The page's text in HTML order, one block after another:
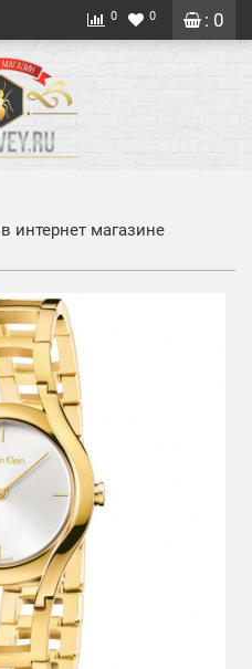
: 0
0 0
интернет магазине